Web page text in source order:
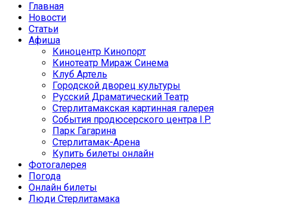
Главная
Новости
Статьи
Афиша
Киноцентр Кинопорт
Кинотеатр Мираж Синема
Клуб Артель
Городской дворец культуры
Русский Драматический Театр
Стерлитамакская картинная галерея
События продюсерского центра I.P.
Парк Гагарина
Стерлитамак-Арена
Купить билеты онлайн
Фотогалерея
Погода
Онлайн билеты
Люди Стерлитамака